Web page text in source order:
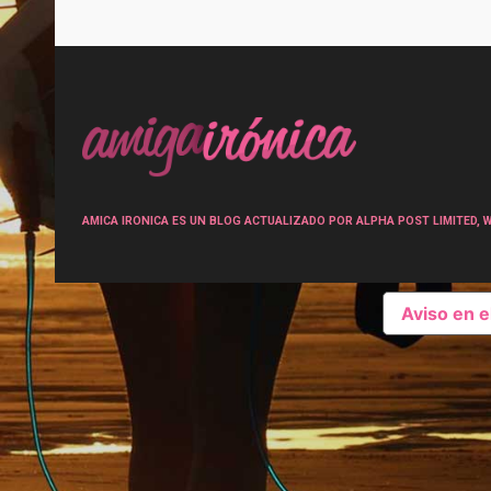
AMICA IRONICA ES UN BLOG ACTUALIZADO POR ALPHA POST
Aviso en